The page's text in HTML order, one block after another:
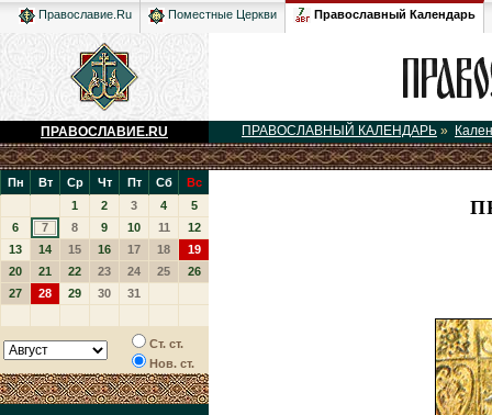
Православие.Ru Поместные Церкви Православный Календарь
ПРАВОСЛАВИЕ.RU ПРАВОСЛАВНЫЙ КАЛЕНДАРЬ »
Пн Вт Ср Чт Пт Сб
Вс
1
2 3 4
5
6
7 8 9 10 11
12
13
14 15 16 17 18
19
20
21 22 23 24 25
26
27
28 29 30 31
Ст. ст.
Нов. ст.